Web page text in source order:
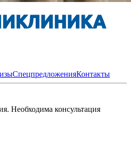
СпецпредложенияКонтакты
Необходима консультация